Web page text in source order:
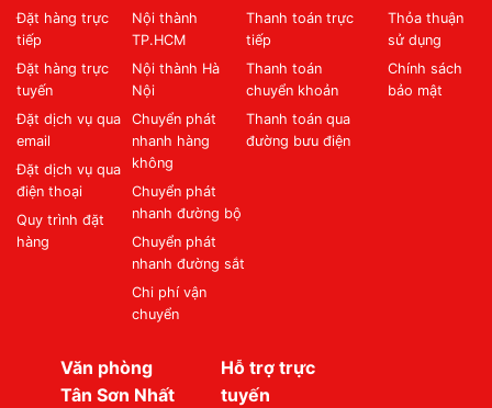
Đặt hàng trực
tiếp
Đặt hàng trực
tuyến
Đặt dịch vụ qua
email
Đặt dịch vụ qua
điện thoại
Quy trình đặt
hàng
Nội thành
TP.HCM
Nội thành Hà
Nội
Chuyển phát
nhanh hàng
không
Chuyển phát
nhanh đường bộ
Chuyển phát
nhanh đường sắt
Chi phí vận
chuyển
Thanh toán trực
tiếp
Thanh toán
chuyển khoản
Thanh toán qua
đường bưu điện
Thỏa thuận
sử dụng
Chính sách
bảo mật
Văn phòng
Tân Sơn Nhất
Hỗ trợ trực
tuyến